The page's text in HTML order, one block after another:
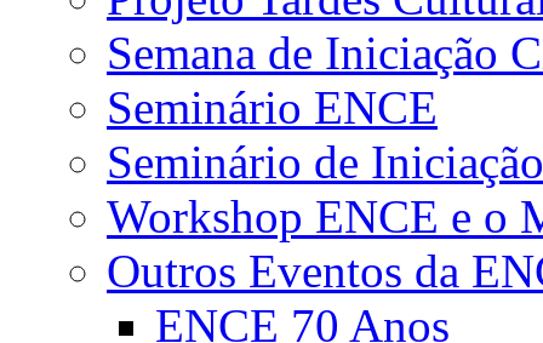
Semana de Iniciação
Seminário ENCE
Seminário de
Workshop ENCE e o
Outros Eventos da
ENCE 70 Anos